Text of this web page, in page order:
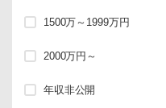
1500万～1999万円
2000万円～
年収非公開